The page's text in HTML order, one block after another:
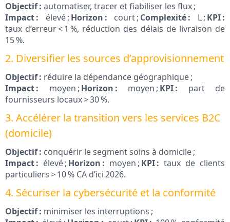
Objectif : automatiser, tracer et fiabiliser les flux ;
Impact : élevé ; Horizon : court ; Complexité : L ; KPI :
taux d’erreur < 1 %, réduction des délais de livraison de
15 %.
2. Diversifier les sources d’approvisionnement
Objectif : réduire la dépendance géographique ;
Impact : moyen ; Horizon : moyen ; KPI : part de
fournisseurs locaux > 30 %.
3. Accélérer la transition vers les services B2C
(domicile)
Objectif : conquérir le segment soins à domicile ;
Impact : élevé ; Horizon : moyen ; KPI : taux de clients
particuliers > 10 % CA d’ici 2026.
4. Sécuriser la cybersécurité et la conformité
Objectif : minimiser les interruptions ;